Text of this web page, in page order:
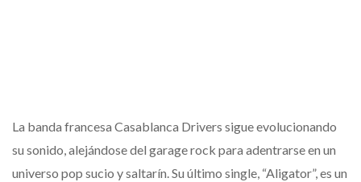
La banda francesa Casablanca Drivers sigue evolucionando
su sonido, alejándose del garage rock para adentrarse en un
universo pop sucio y saltarín. Su último single, “Aligator”, es un